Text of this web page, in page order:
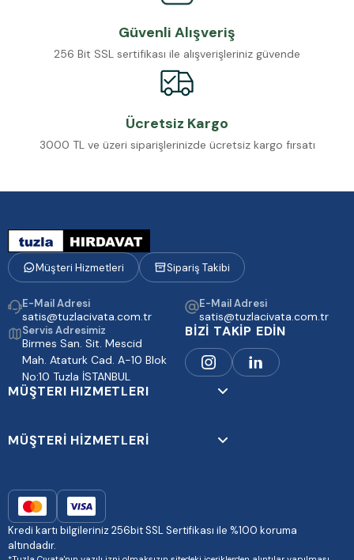
Güvenli Alışveriş
256 Bit SSL sertifikası ile alışverişleriniz güvende
Ücretsiz Kargo
3000 TL ve üzeri siparişlerinizde ücretsiz kargo fırsatı
Müşteri Hizmetleri Sipariş Takibi
E-Mail Adresi
satis@tuzlacivata.com.tr
E-Mail Adresi
satis@tuzlacivata.com.tr
Servis Adresimiz
Birmes San. Sit. Mescid
Mah. Ataturk Cad. A-10 Blok
No:10 Tuzla İSTANBUL
BİZİ TAKİP EDİN
MÜŞTERI HIZMETLERI
MÜŞTERİ HİZMETLERİ
Kredi kartı bilgileriniz 256bit SSL Sertifikası ile %100 koruma
altındadır.